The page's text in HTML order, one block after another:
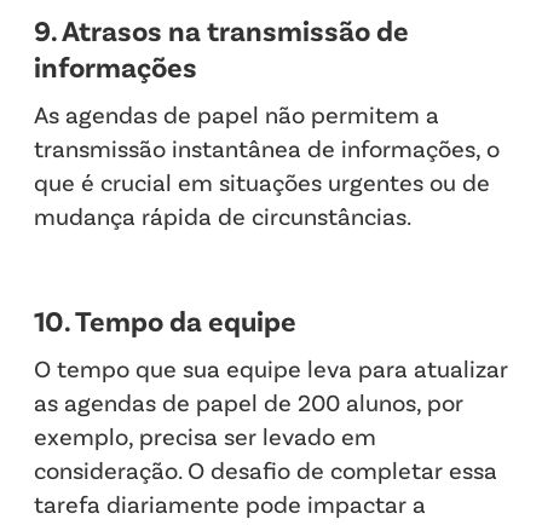
9. Atrasos na transmissão de
informações
As agendas de papel não permitem a
transmissão instantânea de informações, o
que é crucial em situações urgentes ou de
mudança rápida de circunstâncias.
10. Tempo da equipe
O tempo que sua equipe leva para atualizar
as agendas de papel de 200 alunos, por
exemplo, precisa ser levado em
consideração. O desafio de completar essa
tarefa diariamente pode impactar a